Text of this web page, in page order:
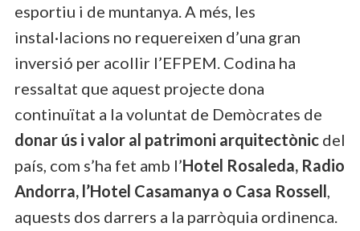
esportiu i de muntanya. A més, les
instal·lacions no requereixen d’una gran
inversió per acollir l’EFPEM. Codina ha
ressaltat que aquest projecte dona
continuïtat a la voluntat de Demòcrates de
donar ús i valor al patrimoni arquitectònic del
país, com s’ha fet amb l’Hotel Rosaleda, Radio
Andorra, l’Hotel Casamanya o Casa Rossell,
aquests dos darrers a la parròquia ordinenca.